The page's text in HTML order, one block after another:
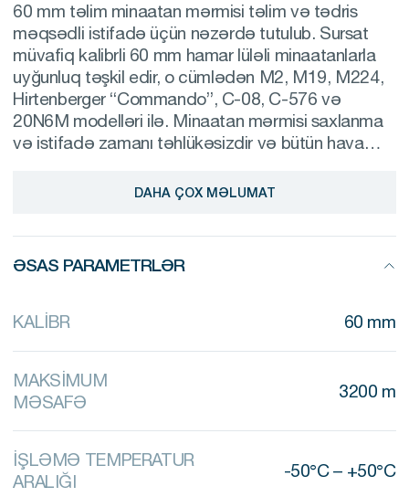
60 mm təlim minaatan mərmisi təlim və tədris
məqsədli istifadə üçün nəzərdə tutulub. Sursat
müvafiq kalibrli 60 mm hamar lüləli minaatanlarla
uyğunluq təşkil edir, o cümlədən M2, M19, M224,
Hirtenberger “Commando”, C-08, C-576 və
20N6M modelləri ilə. Minaatan mərmisi saxlanma
və istifadə zamanı təhlükəsizdir və bütün hava
DAHA ÇOX MƏLUMAT
ƏSAS PARAMETRLƏR
KALİBR 60 mm
MAKSİMUM
MƏSAFƏ
3200 m
İŞLƏMƏ TEMPERATUR
ARALIĞI
-50°C – +50°C